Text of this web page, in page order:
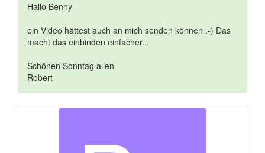
Hallo Benny
ein Video hättest auch an mich senden können .-) Das
macht das einbinden einfacher...
Schönen Sonntag allen
Robert